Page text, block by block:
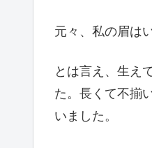
元々、私の眉は
とは言え、生え
た。長くて不揃
いました。